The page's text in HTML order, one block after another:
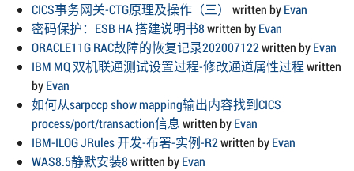
CICS事务网关-CTG原理及操作（三）
written byEvan
密码保护：ESB HA 搭建说明书8written byEvan
ORACLE11G RAC故障的恢复记录202007122written byEvan
IBM MQ 双机联通测试设置过程-修改通道属性过程written
byEvan
如何从sarpccp show mapping输出内容找到CICS
process/port/transaction信息written byEvan
IBM-ILOG JRules 开发-布署-实例-R2written byEvan
WAS8.5静默安装8written byEvan